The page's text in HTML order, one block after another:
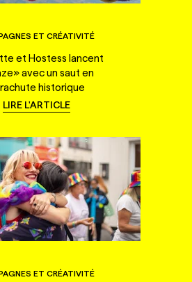
ET CRÉATIVITÉ
et Hostess lancent
avec un saut en
historique
LIRE L'ARTICLE
ET CRÉATIVITÉ